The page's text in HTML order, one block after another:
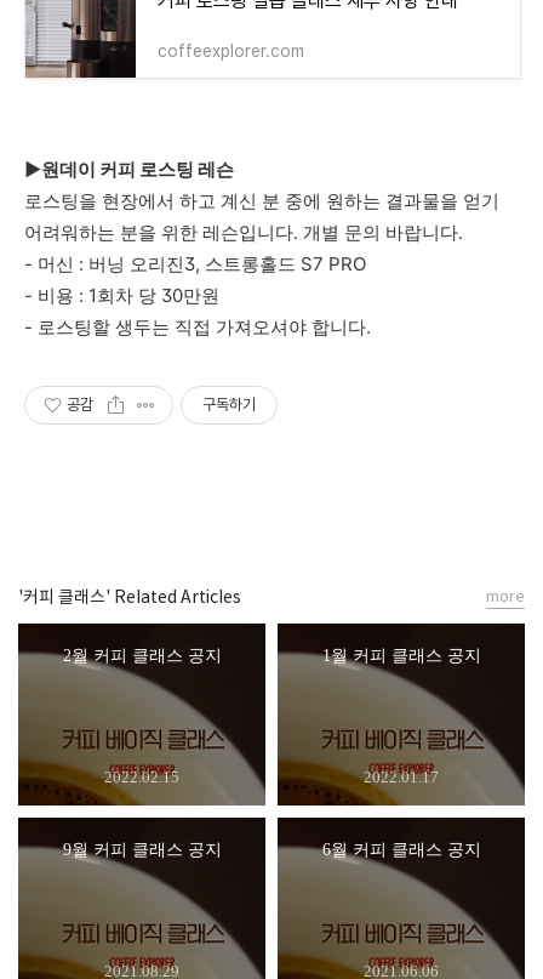
coffeexplorer.com
►원데이 커피 로스팅 레슨
로스팅을 현장에서 하고 계신 분 중에 원하는 결과물을 얻기
어려워하는 분을 위한 레슨입니다. 개별 문의 바랍니다.
- 머신 : 버닝 오리진3, 스트롱홀드 S7 PRO
- 비용 : 1회차 당 30만원
- 로스팅할 생두는 직접 가져오셔야 합니다.
공감 구독하기
'커피 클래스' Related Articles
2월 커피 클래스 공지
2022.02.15
1월 커피 클래스 공지
2022.01.17
9월 커피 클래스 공지
2021.08.29
6월 커피 클래스 공지
2021.06.06
more